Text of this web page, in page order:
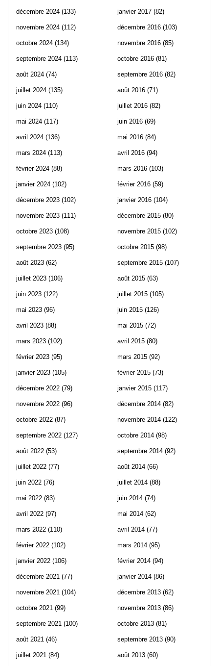
décembre 2024 (133)
novembre 2024 (112)
octobre 2024 (134)
septembre 2024 (113)
août 2024 (74)
juillet 2024 (135)
juin 2024 (110)
mai 2024 (117)
avril 2024 (136)
mars 2024 (113)
février 2024 (88)
janvier 2024 (102)
décembre 2023 (102)
novembre 2023 (111)
octobre 2023 (108)
septembre 2023 (95)
août 2023 (62)
juillet 2023 (106)
juin 2023 (122)
mai 2023 (96)
avril 2023 (88)
mars 2023 (102)
février 2023 (95)
janvier 2023 (105)
décembre 2022 (79)
novembre 2022 (96)
octobre 2022 (87)
septembre 2022 (127)
août 2022 (53)
juillet 2022 (77)
juin 2022 (76)
mai 2022 (83)
avril 2022 (97)
mars 2022 (110)
février 2022 (102)
janvier 2022 (106)
décembre 2021 (77)
novembre 2021 (104)
octobre 2021 (99)
septembre 2021 (100)
août 2021 (46)
juillet 2021 (84)
janvier 2017 (82)
décembre 2016 (103)
novembre 2016 (85)
octobre 2016 (81)
septembre 2016 (82)
août 2016 (71)
juillet 2016 (82)
juin 2016 (69)
mai 2016 (84)
avril 2016 (94)
mars 2016 (103)
février 2016 (59)
janvier 2016 (104)
décembre 2015 (80)
novembre 2015 (102)
octobre 2015 (98)
septembre 2015 (107)
août 2015 (63)
juillet 2015 (105)
juin 2015 (126)
mai 2015 (72)
avril 2015 (80)
mars 2015 (92)
février 2015 (73)
janvier 2015 (117)
décembre 2014 (82)
novembre 2014 (122)
octobre 2014 (98)
septembre 2014 (92)
août 2014 (66)
juillet 2014 (88)
juin 2014 (74)
mai 2014 (62)
avril 2014 (77)
mars 2014 (95)
février 2014 (94)
janvier 2014 (86)
décembre 2013 (62)
novembre 2013 (86)
octobre 2013 (81)
septembre 2013 (90)
août 2013 (60)